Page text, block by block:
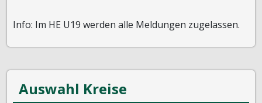
Info: Im HE U19 werden alle Meldungen zugelassen.
Auswahl Kreise